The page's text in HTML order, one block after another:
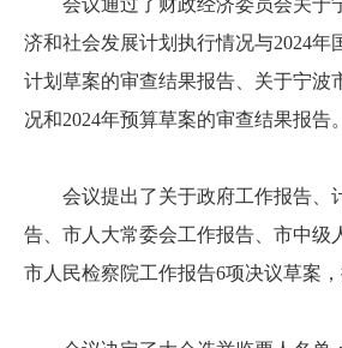
会议通过了财政经济委员会关于
济和社会发展计划执行情况与2024年
计划草案的审查结果报告、关于宁波
况和2024年预算草案的审查结果报告。
会议提出了关于政府工作报告、
告、市人大常委会工作报告、市中级
市人民检察院工作报告6项决议草案，